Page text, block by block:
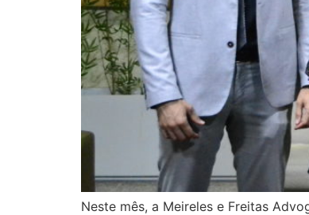
Neste mês, a Meireles e Freitas